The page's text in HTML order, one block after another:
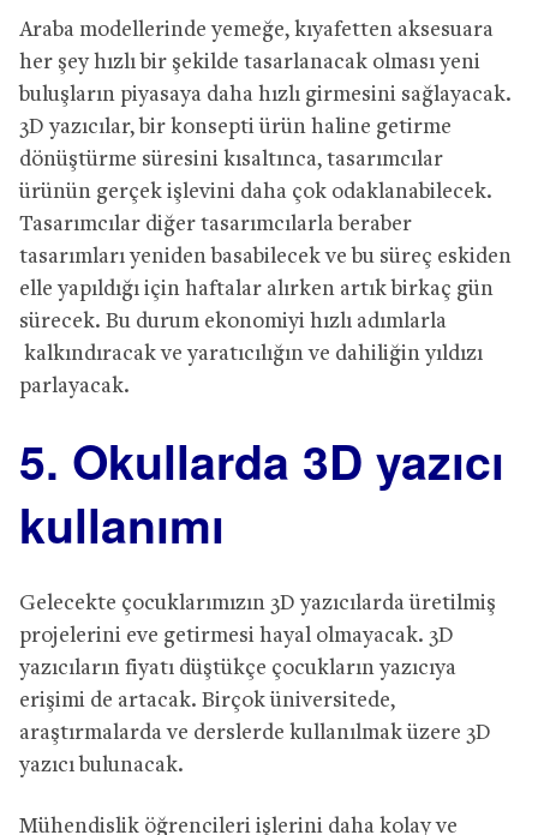
Araba modellerinde yemeğe, kıyafetten aksesuara
her şey hızlı bir şekilde tasarlanacak olması yeni
buluşların piyasaya daha hızlı girmesini sağlayacak.
3D yazıcılar, bir konsepti ürün haline getirme
dönüştürme süresini kısaltınca, tasarımcılar
ürünün gerçek işlevini daha çok odaklanabilecek.
Tasarımcılar diğer tasarımcılarla beraber
tasarımları yeniden basabilecek ve bu süreç eskiden
elle yapıldığı için haftalar alırken artık birkaç gün
sürecek. Bu durum ekonomiyi hızlı adımlarla
kalkındıracak ve yaratıcılığın ve dahiliğin yıldızı
parlayacak.
5. Okullarda 3D yazıcı
kullanımı
Gelecekte çocuklarımızın 3D yazıcılarda üretilmiş
projelerini eve getirmesi hayal olmayacak. 3D
yazıcıların fiyatı düştükçe çocukların yazıcıya
erişimi de artacak. Birçok üniversitede,
araştırmalarda ve derslerde kullanılmak üzere 3D
yazıcı bulunacak.
Mühendislik öğrencileri işlerini daha kolay ve